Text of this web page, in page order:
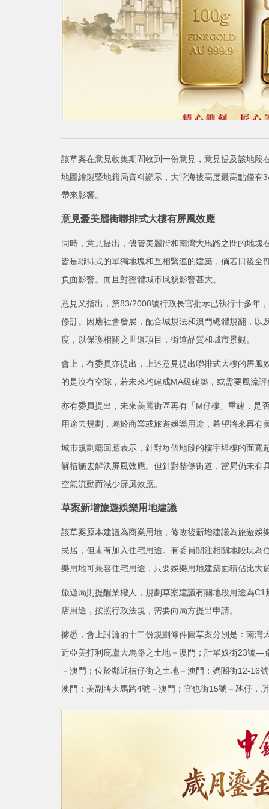
該草案在意見收集期間收到一份意見，意見提及該地
地圖繪製暨地籍局資料顯示，大堂海拔高度最高點僅
帶來影響。
意見憂美麗街聯排式大樓有屏風效應
同時，意見提出，儘管美麗街和南灣大馬路之間的地
皆是聯排式的單獨地塊和互相緊連的建築，倘若日後
負面影響。而且對整體城市風貌影響甚大。
意見又指出，第83/2008號行政長官批示已執行十多年
修訂。因應社會發展，配合城規法和澳門總體規翻，
度，以保護相關之世遺項目，街道品質和城市景觀。
會上，有委員亦提出，上述意見提出聯排式大樓的屏
的是沒有空隙，若未來均建成MA級建築，或需要風流
亦有委員提出，未來美麗街區再有「M仔樓」重建，是
用途去規劃，屬於商業或旅遊娛樂用途，希望將來再
城市規劃廳回應表示，針對每個地段的樓宇塔樓的面
解措施去解決屏風效應。但針對整條街道，當局仍未
空氣流動而減少屏風效應。
草案新增旅遊娛樂用地建議
該草案原本建議為商業用地，修改後新增建議為旅遊
民居，但未有加入住宅用途。有委員關注相關地段現
樂用地可兼容住宅用途，只要娛樂用地建築面積佔比
旅遊局則提醒業權人，規劃草案建議有關地段用途為
店用途，按照行政法規，需要向局方提出申請。
據悉，會上討論的十二份規劃條件圖草案分別是：南
近亞美打利庇盧大馬路之土地－澳門；計單奴街23號—
－澳門；位於鄰近桔仔街之土地－澳門；媽閣街12-16
澳門；美副將大馬路4號－澳門；官也街15號－氹仔，